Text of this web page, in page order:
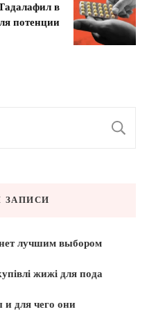
в
потенции
ЗАПИСИ
лучшим выбором
жижі для пода
и для чего они